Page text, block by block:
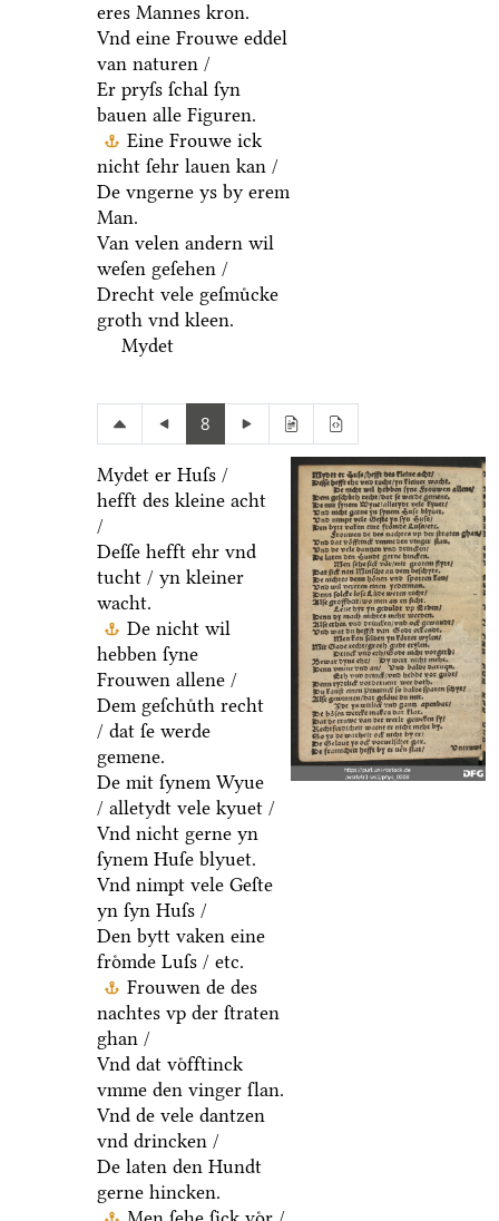
eres Mannes kron.
Vnd eine Frouwe eddel
van naturen /
Er pryſs ſchal ſyn
bauen alle Figuren.
Eine Frouwe ick
nicht ſehr lauen kan /
De vngerne ys by erem
Man.
Van velen andern wil
weſen geſehen /
Drecht vele geſmuͤcke
groth vnd kleen.
Mydet
8
Mydet er Huſs /
hefft des kleine acht
/
Deſſe hefft ehr vnd
tucht / yn kleiner
wacht.
De nicht wil
hebben ſyne
Frouwen allene /
Dem geſchuͤth recht
/ dat ſe werde
gemene.
De mit ſynem Wyue
/ alletydt vele kyuet /
Vnd nicht gerne yn
ſynem Huſe blyuet.
Vnd nimpt vele Geſte
yn ſyn Huſs /
Den bytt vaken eine
froͤmde Luſs / etc.
Frouwen de des
nachtes vp der ſtraten
ghan /
Vnd dat voͤfftinck
vmme den vinger ſlan.
Vnd de vele dantzen
vnd drincken /
De laten den Hundt
gerne hincken.